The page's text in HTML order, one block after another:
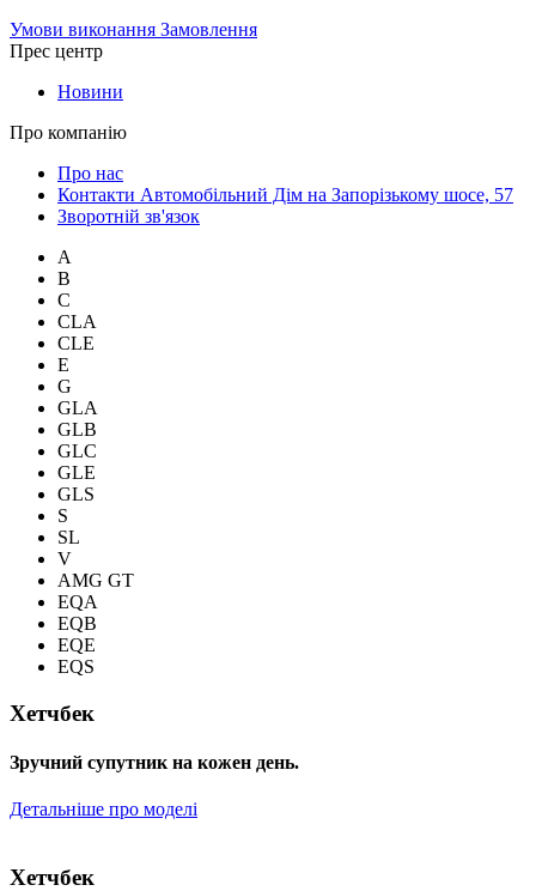
Умови виконання Замовлення
Прес центр
Новини
Про компанію
Про нас
Контакти Автомобільний Дім на Запорізькому шосе, 57
Зворотній зв'язок
A
B
C
CLA
CLE
E
G
GLA
GLB
GLC
GLE
GLS
S
SL
V
AMG GT
EQA
EQB
EQE
EQS
Хетчбек
Зручний супутник на кожен день.
Детальніше про моделі
Хетчбек